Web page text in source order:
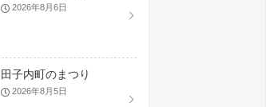
2026年8月6日
田子内町のまつり
2026年8月5日